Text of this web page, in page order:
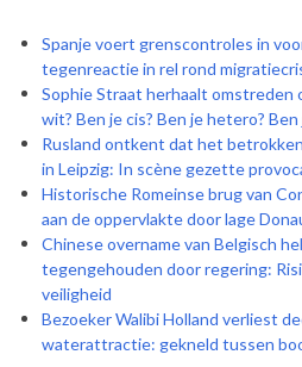
Spanje voert grenscontroles in
tegenreactie in rel rond
Sophie Straat herhaalt omstreden
wit? Ben je cis? Ben je hetero?
Rusland ontkent dat het
in Leipzig: In scène gezette
Historische Romeinse brug van
aan de oppervlakte door lage
Chinese overname van Belgisch
tegengehouden door regering:
veiligheid
Bezoeker Walibi Holland verliest
waterattractie: gekneld tussen